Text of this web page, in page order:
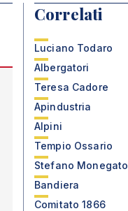
Correlati
Luciano Todaro
Albergatori
Teresa Cadore
Apindustria
Alpini
Tempio Ossario
Stefano Monegato
Bandiera
Comitato 1866